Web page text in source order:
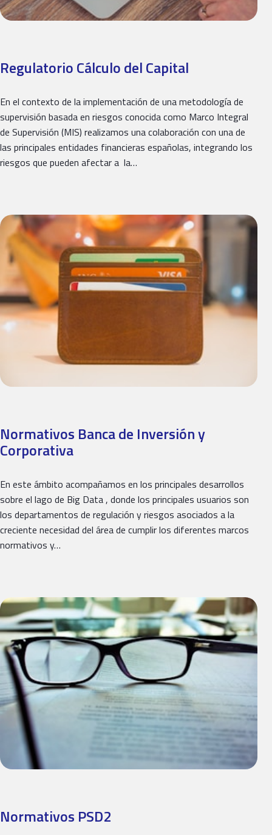
Regulatorio Cálculo del Capital
En el contexto de la implementación de una metodología de
supervisión basada en riesgos conocida como Marco Integral
de Supervisión (MIS) realizamos una colaboración con una de
las principales entidades financieras españolas, integrando los
riesgos que pueden afectar a la…
Normativos Banca de Inversión y
Corporativa
En este ámbito acompañamos en los principales desarrollos
sobre el lago de Big Data , donde los principales usuarios son
los departamentos de regulación y riesgos asociados a la
creciente necesidad del área de cumplir los diferentes marcos
normativos y…
Normativos PSD2